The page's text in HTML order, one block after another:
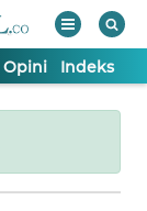
Opini Indeks